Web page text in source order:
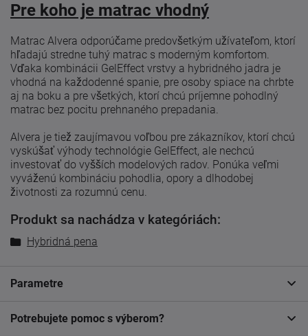
Pre koho je matrac vhodný
Matrac Alvera odporúčame predovšetkým užívateľom, ktorí
hľadajú stredne tuhý matrac s moderným komfortom.
Vďaka kombinácii GelEffect vrstvy a hybridného jadra je
vhodná na každodenné spanie, pre osoby spiace na chrbte
aj na boku a pre všetkých, ktorí chcú príjemne pohodlný
matrac bez pocitu prehnaného prepadania.
Alvera je tiež zaujímavou voľbou pre zákazníkov, ktorí chcú
vyskúšať výhody technológie GelEffect, ale nechcú
investovať do vyšších modelových radov. Ponúka veľmi
vyváženú kombináciu pohodlia, opory a dlhodobej
životnosti za rozumnú cenu.
Produkt sa nachádza v kategóriách:
Hybridná pena
Parametre
Potrebujete pomoc s výberom?